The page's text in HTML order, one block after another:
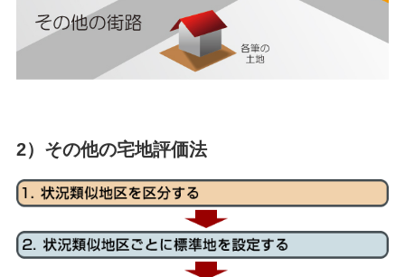
2）その他の宅地評価法